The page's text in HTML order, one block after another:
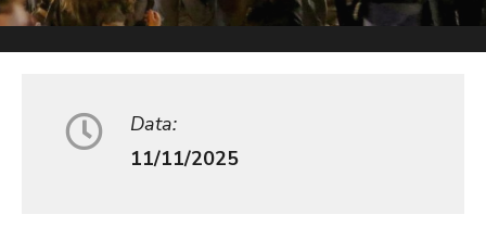
Data:
11/11/2025